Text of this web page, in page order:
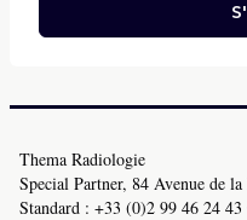
Thema Radiologie
Special Partner, 84 Avenue de
Standard : +33 (0)2 99 46 24 43